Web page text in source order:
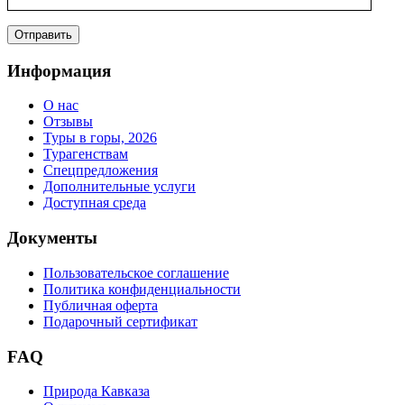
Информация
О нас
Отзывы
Туры в горы, 2026
Турагенствам
Спецпредложения
Дополнительные услуги
Доступная среда
Документы
Пользовательское соглашение
Политика конфиденциальности
Публичная оферта
Подарочный сертификат
FAQ
Природа Кавказа